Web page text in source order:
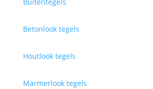
Betonlook tegels
Houtlook tegels
Marmerlook tegels